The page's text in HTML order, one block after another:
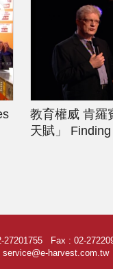
教育權威 肯羅
天賦」
27201755 Fax : 02-
service@e-harvest.com.tw